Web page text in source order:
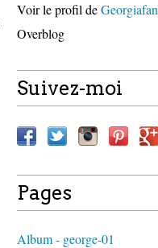
Voir le profil deGeorgiafan
Overblog
Suivez-moi
Pages
Album - george-01